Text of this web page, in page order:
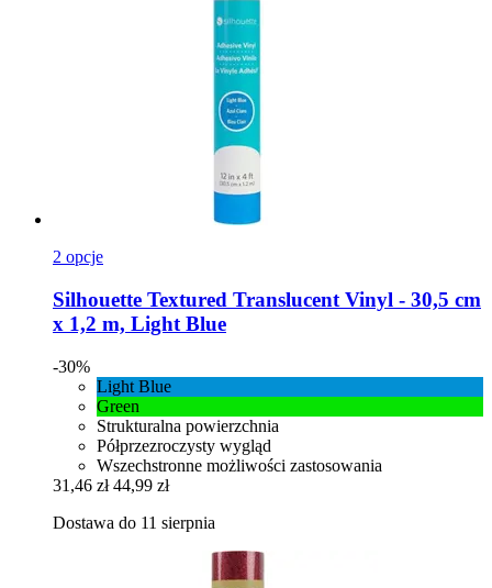
2 opcje
Silhouette Textured Translucent Vinyl -​ 30,5 cm
x 1,2 m, Light Blue
-30%
Light Blue
Green
Strukturalna powierzchnia
Półprzezroczysty wygląd
Wszechstronne możliwości zastosowania
31,46 zł 44,99 zł
Dostawa do 11 sierpnia